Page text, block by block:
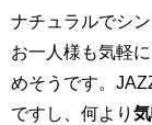
ナチュラルでシ
お一人様も気軽
めそうです。
ですし、何より